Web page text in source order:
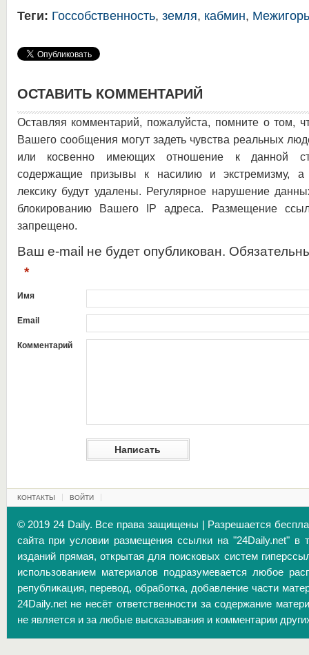
Теги: Госсобственность, земля, кабмин,
ОСТАВИТЬ КОММЕНТАРИЙ
Оставляя комментарий, пожалуйста, помните о том,
Вашего сообщения могут задеть чувства реальных
или косвенно имеющих отношение к данной
содержащие призывы к насилию и экстремизму, а
лексику будут удалены. Регулярное нарушение
блокированию Вашего IP адреса. Размещение
запрещено.
Ваш e-mail не будет опубликован.
*
Имя
Email
Комментарий
КОНТАКТЫ ВОЙТИ
© 2019 24 Daily. Все права защищены | Разрешается
сайта при условии размещения ссылки на "24Daily.net" в
изданий прямая, открытая для поисковых систем
использованием материалов подразумевается любое
републикация, перевод, обработка, добавление части
24Daily.net не несёт ответственности за содержание
не является и за любые высказывания и комментарии